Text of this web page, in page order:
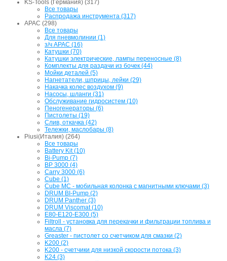
KS-Tools (Германия) (317)
Все товары
Распродажа инструмента (317)
APAC (298)
Все товары
Для пневмолинии (1)
з/ч APAC (16)
Катушки (70)
Катушки электрические, лампы переносные (8)
Комплекты для раздачи из бочек (44)
Мойки деталей (5)
Нагнетатели, шприцы, лейки (29)
Накачка колес воздухом (9)
Насосы, шланги (31)
Обслуживание гидросистем (10)
Пеногенераторы (6)
Пистолеты (19)
Слив, откачка (42)
Тележки, маслобары (8)
Piusi(Италия) (264)
Все товары
Battery Kit (10)
Bi-Pump (7)
BP 3000 (4)
Carry 3000 (6)
Cube (1)
Cube MC - мобильная колонка с магнитными ключами (3)
DRUM BI-Pump (2)
DRUM Panther (3)
DRUM Viscomat (10)
E80-E120-E300 (5)
Filtroll - установка для перекачки и фильтрации топлива и
масла (7)
Greaster - пистолет со счетчиком для смазки (2)
K200 (2)
K200 - счетчики для низкой скорости потока (3)
K24 (3)